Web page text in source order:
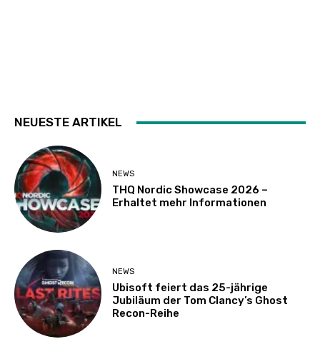
NEUESTE ARTIKEL
NEWS
THQ Nordic Showcase 2026 –
Erhaltet mehr Informationen
NEWS
Ubisoft feiert das 25-jährige
Jubiläum der Tom Clancy’s Ghost
Recon-Reihe